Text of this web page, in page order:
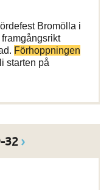
Bromölla i
Förhoppningen
starten på
32